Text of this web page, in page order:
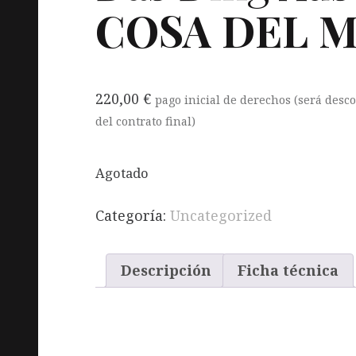
COSA DEL
220,00 € pago inicial de derechos (será
del contrato final)
Agotado
Categoría: Uncategorized
Descripción Ficha técnica